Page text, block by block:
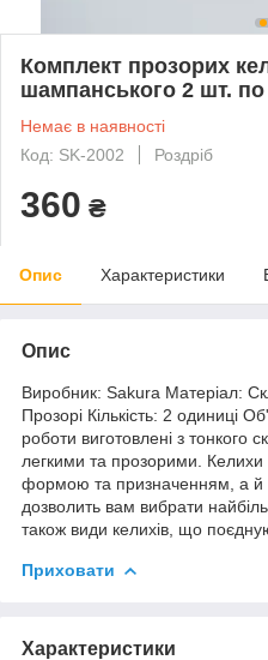
Комплект прозорих
шампанського 2 шт.
Немає в наявності
Код: SK-2002
Роздріб
360 ₴
Опис Характеристики
Опис
Виробник: Sakura Матеріал:
Прозорі Кількість: 2 одиниці
роботи виготовлені з тонкого
легкими та прозорими. Келихи
формою та призначенням, а
дозволить вам вибрати
також види келихів, що
Приховати
Характеристики